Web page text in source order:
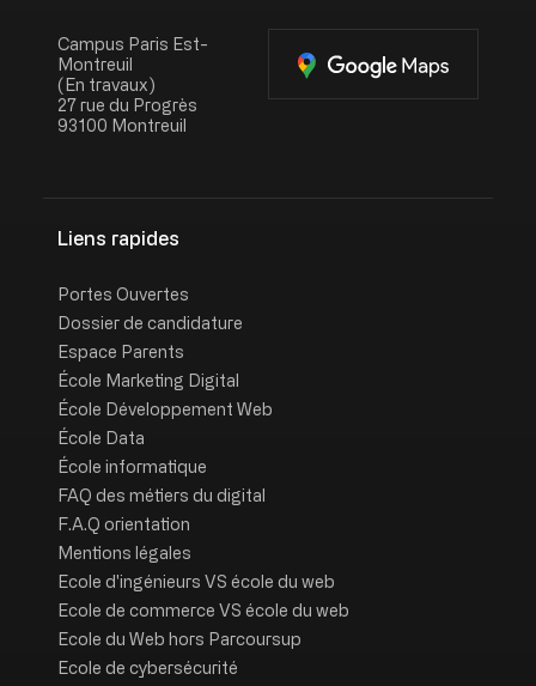
Campus Paris Est-
Montreuil
(En travaux)
27 rue du Progrès
93100 Montreuil
Liens rapides
Portes Ouvertes
Dossier de candidature
Espace Parents
École Marketing Digital
École Développement Web
École Data
École informatique
FAQ des métiers du digital
F.A.Q orientation
Mentions légales
Ecole d'ingénieurs VS école du web
Ecole de commerce VS école du web
Ecole du Web hors Parcoursup
Ecole de cybersécurité